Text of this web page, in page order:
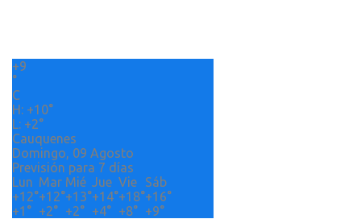
s
+9
°
C
H: +10°
L: +2°
Cauquenes
Domingo, 09 Agosto
Previsión para 7 días
Lun Mar Mié Jue Vie
Sáb
+12°+12°+13°+14°+18°+16°
+1° +2° +2° +4° +8° +9°